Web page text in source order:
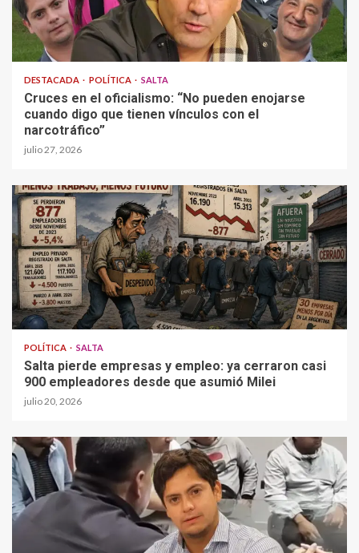
DESTACADA POLÍTICA SALTA
Cruces en el oficialismo: “No pueden enojarse
cuando digo que tienen vínculos con el
narcotráfico”
julio 27, 2026
POLÍTICA SALTA
Salta pierde empresas y empleo: ya cerraron casi
900 empleadores desde que asumió Milei
julio 20, 2026